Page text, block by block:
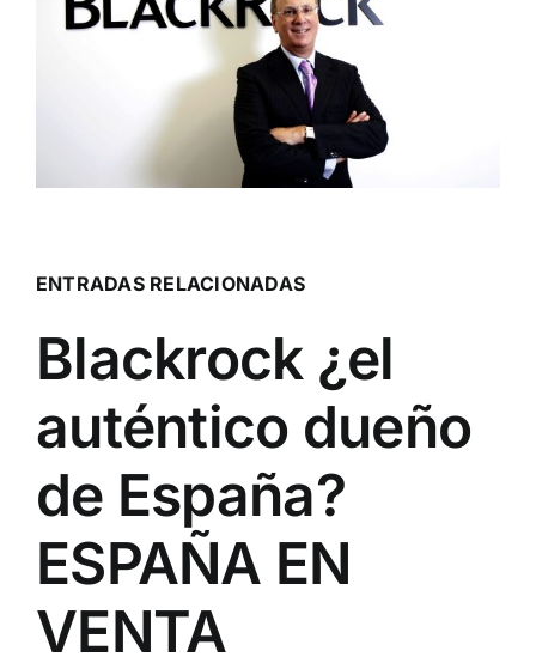
ENTRADAS RELACIONADAS
Blackrock ¿el
auténtico dueño
de España?
ESPAÑA EN
VENTA